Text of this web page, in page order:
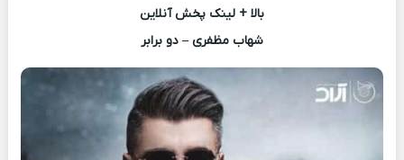
بالا + لینک پخش آنلاین
شهاب مظفری – دو برابر